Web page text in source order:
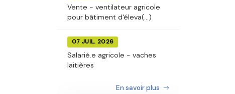
Vente - ventilateur agricole
pour bâtiment d'éleva(...)
07 JUIL. 2026
Salarié.e agricole - vaches
laitières
En savoir plus